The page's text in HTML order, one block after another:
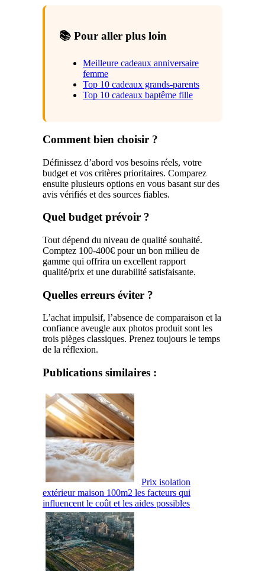
📚 Pour aller plus loin
Meilleure cadeaux anniversaire
femme
Top 10 cadeaux grands-parents
Top 10 cadeaux baptême fille
Comment bien choisir ?
Définissez d’abord vos besoins réels, votre
budget et vos critères prioritaires. Comparez
ensuite plusieurs options en vous basant sur des
avis vérifiés et des sources fiables.
Quel budget prévoir ?
Tout dépend du niveau de qualité souhaité.
Comptez 100-400€ pour un bon milieu de
gamme qui offrira un excellent rapport
qualité/prix et une durabilité satisfaisante.
Quelles erreurs éviter ?
L’achat impulsif, l’absence de comparaison et la
confiance aveugle aux photos produit sont les
trois pièges classiques. Prenez toujours le temps
de la réflexion.
Publications similaires :
Prix isolation
extérieur maison 100m2 les facteurs qui
influencent le coût et les aides possibles